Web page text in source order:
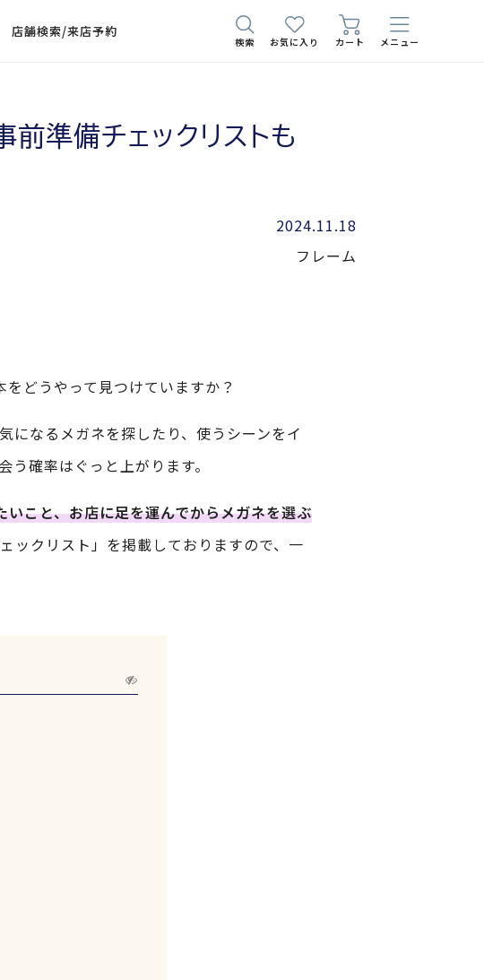
店舗検索/来店予約
検索 お気に入り カート メニュー
準備チェックリストも
2024.11.18
フレーム
どうやって見つけていますか？
になるメガネを探したり、使うシーンをイ
確率はぐっと上がります。
こと、お店に足を運んでからメガネを選ぶ
ックリスト」を掲載しておりますので、一